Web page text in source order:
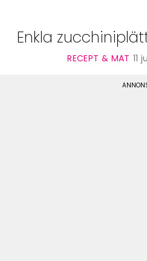
Enkla
RECEPT & MAT 11